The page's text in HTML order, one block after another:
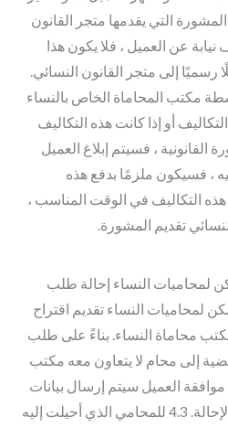
3.2 إذا كانت المشورة التي يقدمها متجر القانون
عن العميل ، فلا يكون هذا
رسميًا إلى متجر القانون النسائي.
مكتب المحاماة الخاص بالنساء
أو إذا كانت هذه التكاليف
القانونية ، فسيتم إبلاغ العميل
، فسيكون ملزمًا بدفع هذه
هذه التكاليف في الوقت المناسب ،
تقديم المشورة.
لمحاميات النساء إحالة طلب
لمحاميات النساء تقديم اقتراح
محاماة النساء. بناءً على طلب
إلى محام لا يتعاون معه مكتب
4.2 فقط بعد موافقة العميل سيتم إرسال بيانات
العميل إلى محام في سياق الإحالة. 4.3 للمحامي الذي أحيلت إليه